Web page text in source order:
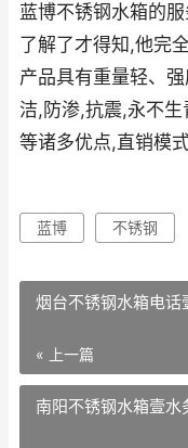
蓝博不锈钢水箱的
了解了才得知,他完
产品具有重量轻、
洁,防渗,抗震,永不
等诸多优点,直销模
蓝博 不锈钢
烟台不锈钢水箱电话
« 上一篇
南阳不锈钢水箱壹水